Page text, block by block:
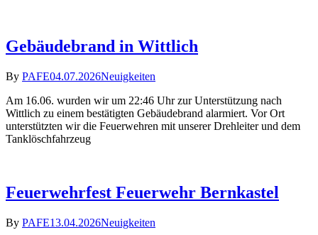
Gebäudebrand in Wittlich
By PAFE04.07.2026Neuigkeiten
Am 16.06. wurden wir um 22:46 Uhr zur Unterstützung nach
Wittlich zu einem bestätigten Gebäudebrand alarmiert. Vor Ort
unterstützten wir die Feuerwehren mit unserer Drehleiter und dem
Tanklöschfahrzeug
Feuerwehrfest Feuerwehr Bernkastel
By PAFE13.04.2026Neuigkeiten